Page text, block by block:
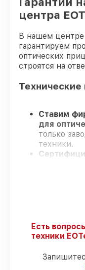
центра
В нашем
гарантируем
оптических
строятся на
Технические
Ставим
для
только
техники.
и детали
EOTech
Есть
техники